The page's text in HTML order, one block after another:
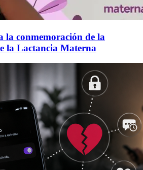
la conmemoración de la
la Lactancia Materna